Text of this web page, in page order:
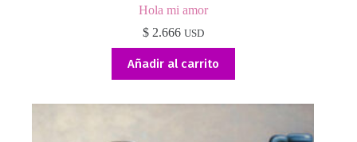
Hola mi amor
$2.666 USD
Añadir al carrito